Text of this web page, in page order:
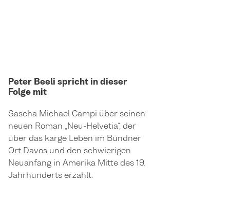
Peter Beeli spricht in dieser
Folge mit
Sascha Michael Campi über seinen
neuen Roman „Neu-Helvetia“, der
über das karge Leben im Bündner
Ort Davos und den schwierigen
Neuanfang in Amerika Mitte des 19.
Jahrhunderts erzählt.